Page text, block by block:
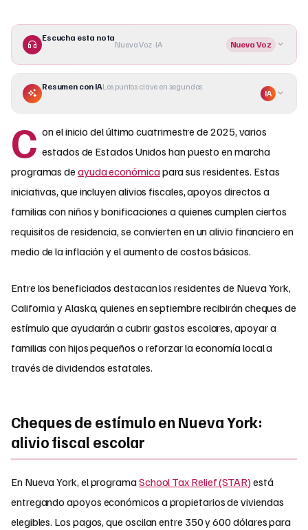
Escucha esta nota
Nueva Voz · IA Nueva Voz
Resumen con IALos puntos clave en segundos
IA
C on el inicio del último cuatrimestre de 2025, varios
estados de Estados Unidos han puesto en marcha
programas de ayuda económicapara sus residentes. Estas
iniciativas, que incluyen alivios fiscales, apoyos directos a
familias con niños y bonificaciones a quienes cumplen ciertos
requisitos de residencia, se convierten en un alivio financiero en
medio de la inflación y el aumento de costos básicos.
Entre los beneficiados destacan los residentes de Nueva York,
California y Alaska, quienes en septiembre recibirán cheques de
estímulo que ayudarán a cubrir gastos escolares, apoyar a
familias con hijos pequeños o reforzar la economía local a
través de dividendos estatales.
Cheques de estímulo en Nueva York:
alivio fiscal escolar
En Nueva York, el programaSchool Tax Relief (STAR)está
entregando apoyos económicos a propietarios de viviendas
elegibles. Los pagos, que oscilan entre 350 y 600 dólares para